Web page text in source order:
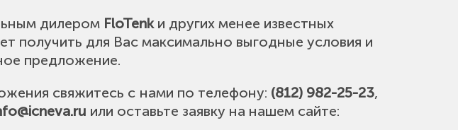
дилером FloTenkи других менее известных
получить для Вас максимально выгодные условия и
предложение.
свяжитесь с нами по телефону: (812) 982-25-23,
или оставьте заявку на нашем сайте: